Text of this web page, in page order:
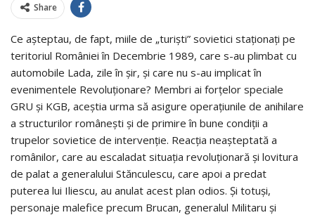
Share
Ce așteptau, de fapt, miile de „turiști” sovietici staționați pe
teritoriul României în Decembrie 1989, care s-au plimbat cu
automobile Lada, zile în șir, și care nu s-au implicat în
evenimentele Revoluționare? Membri ai forțelor speciale
GRU și KGB, aceștia urma să asigure operațiunile de anihilare
a structurilor românești și de primire în bune condiții a
trupelor sovietice de intervenție. Reacția neașteptată a
românilor, care au escaladat situația revoluționară și lovitura
de palat a generalului Stănculescu, care apoi a predat
puterea lui Iliescu, au anulat acest plan odios. Și totuși,
personaje malefice precum Brucan, generalul Militaru și